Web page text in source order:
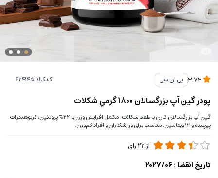
پی ان سی کدکالا:
پودر گین آپ بزرگسالان 1800 گرمي شكلات
گین آپ بزرگسالان کارن با طعم شکلات، مکمل افزایش وزن با 22% پروتئین، کربوهیدرات
پیچیده و 12 ویتامین. مناسب برای ورزشکاران و افراد کم‌وزن.
از22رای
تاریخ انقضا :